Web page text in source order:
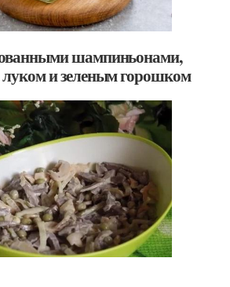
шампиньонами,
и зеленым горошком